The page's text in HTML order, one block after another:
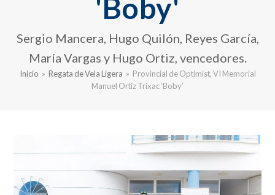
'Boby'
Sergio Mancera, Hugo Quilón, Reyes García,
María Vargas y Hugo Ortiz, vencedores.
Inicio » Regata de Vela Ligera » Provincial de Optimist, VI Memorial
Manuel Ortiz Trixac ‘Boby’